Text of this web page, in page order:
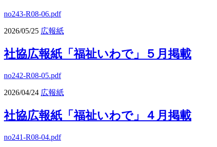
no243-R08-06.pdf
2026/05/25 広報紙
社協広報紙「福祉いわで」５月掲載
no242-R08-05.pdf
2026/04/24 広報紙
社協広報紙「福祉いわで」４月掲載
no241-R08-04.pdf